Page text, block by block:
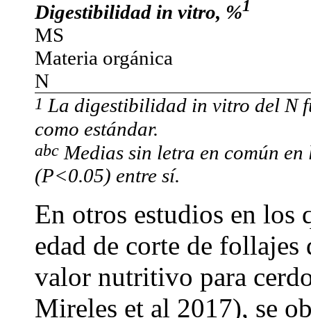
Digestibilidad in vitro, %1
MS
Materia orgánica
N
1 La digestibilidad in vitro del N
como estándar.
abc Medias sin letra en común
(P<0.05) entre sí.
En otros estudios en los
edad de corte de
valor nutritivo para
Mireles et al 2017), se